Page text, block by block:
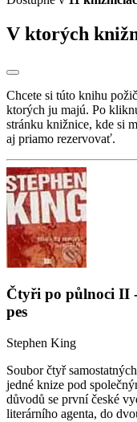
V ktorých
Chcete si túto knihu
ktorých ju majú. Po
stránku knižnice, kde si
aj priamo rezervovať.
Čtyři po půlnoci II
pes
Stephen King
Soubor čtyř
jedné knize pod
důvodů se první české
literárního agenta, do